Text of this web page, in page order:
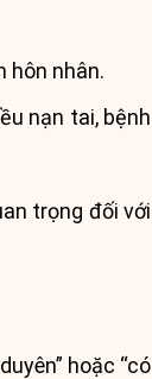
hôn nhân.
nạn tai, bệnh
trọng đối với
hoặc “có